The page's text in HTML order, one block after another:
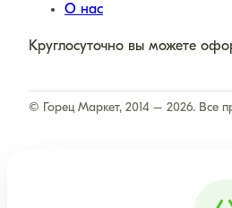
О нас
Круглосуточно вы можете
© Горец Маркет, 2014 – 2026. Все